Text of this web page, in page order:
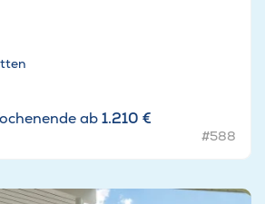
ab1.210 €
#588